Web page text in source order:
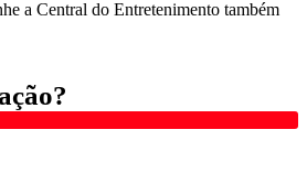
a Central do Entretenimento também